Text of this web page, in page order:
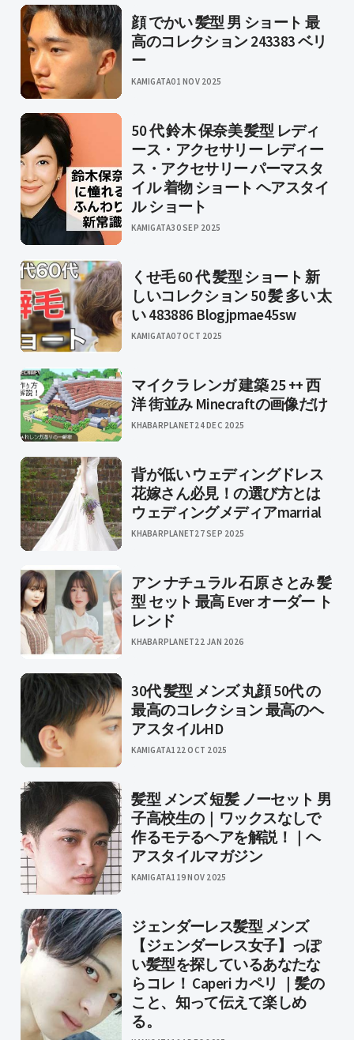
顔 でかい 髪型 男 ショート 最
高のコレクション 243383 ベリ
ー
KAMIGATA01 NOV 2025
50 代 鈴木 保奈美 髪型 レディ
ース・アクセサリー レディー
ス・アクセサリー パーマスタ
イル 着物 ショート ヘアスタイ
ル ショート
KAMIGATA30 SEP 2025
くせ毛 60 代 髪型 ショート 新
しいコレクション 50 髪 多い 太
い 483886 Blogjpmae45sw
KAMIGATA07 OCT 2025
マイクラ レンガ 建築 25 ++ 西
洋 街並み Minecraftの画像だけ
KHABARPLANET24 DEC 2025
背が低い ウェディングドレス
花嫁さん必見！の選び方とは
ウェディングメディアmarrial
KHABARPLANET27 SEP 2025
アン ナチュラル 石原 さとみ 髪
型 セット 最高 Ever オーダー ト
レンド
KHABARPLANET22 JAN 2026
30代 髪型 メンズ 丸顔 50代 の
最高のコレクション 最高のヘ
アスタイルHD
KAMIGATA1 22 OCT 2025
髪型 メンズ 短髪 ノーセット 男
子高校生の｜ワックスなしで
作るモテるヘアを解説！｜ヘ
アスタイルマガジン
KAMIGATA1 19 NOV 2025
ジェンダーレス髪型 メンズ
【ジェンダーレス女子】っぽ
い髪型を探しているあなたな
らコレ！ Caperi カペリ ｜髪の
こと、知って伝えて楽しめ
る。